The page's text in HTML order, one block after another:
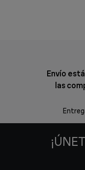
Envío
las